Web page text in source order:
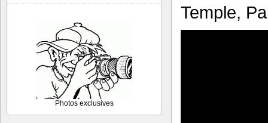
Photos exclusives
Temple,